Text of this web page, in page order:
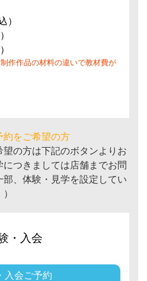
）
作作品の材料の違いで教材費が
をご希望の方
の方は下記のボタンよりお
つきましては店舗までお問
、体験・見学を設定してい
・入会
入会ご予約